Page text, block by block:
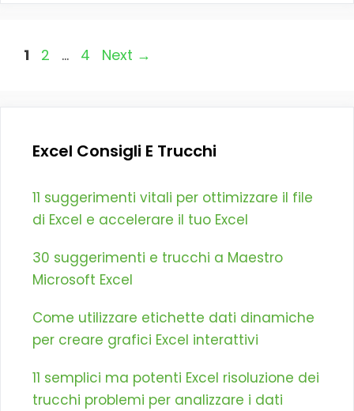
Page
1 Page
2 … Page
4 Next →
Excel Consigli E Trucchi
11 suggerimenti vitali per ottimizzare il file
di Excel e accelerare il tuo Excel
30 suggerimenti e trucchi a Maestro
Microsoft Excel
Come utilizzare etichette dati dinamiche
per creare grafici Excel interattivi
11 semplici ma potenti Excel risoluzione dei
trucchi problemi per analizzare i dati